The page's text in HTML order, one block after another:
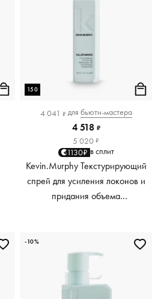
150
4 041 ₽ для бьюти-мастера
4 518 ₽
5 020 ₽
1130₽ в сплит
Kevin.Murphy Текстурирующий
спрей для усиления локонов и
придания объема
-10%